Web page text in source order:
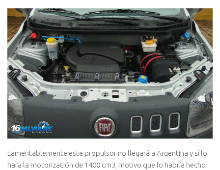
Lamentablemente este propulsor no llegará a Argentina y sí lo
hara la motorización de 1400 cm3, motivo que lo habría hecho